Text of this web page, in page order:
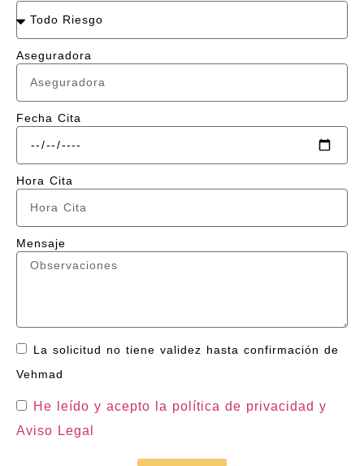
Aseguradora
Fecha Cita
Hora Cita
Mensaje
La solicitud no tiene validez hasta confirmación de
Vehmad
He leído y acepto la política de privacidad y
Aviso Legal